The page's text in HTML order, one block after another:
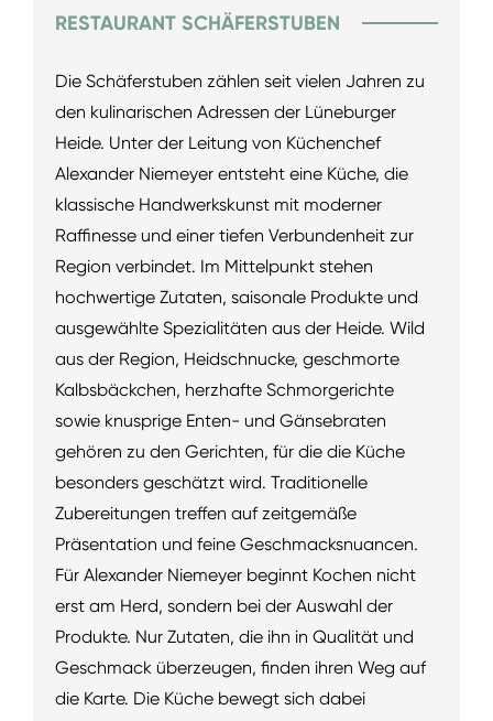
RESTAURANT SCHÄFERSTUBEN
Die Schäferstuben zählen seit vielen Jahren zu
den kulinarischen Adressen der Lüneburger
Heide. Unter der Leitung von Küchenchef
Alexander Niemeyer entsteht eine Küche, die
klassische Handwerkskunst mit moderner
Raffinesse und einer tiefen Verbundenheit zur
Region verbindet. Im Mittelpunkt stehen
hochwertige Zutaten, saisonale Produkte und
ausgewählte Spezialitäten aus der Heide. Wild
aus der Region, Heidschnucke, geschmorte
Kalbsbäckchen, herzhafte Schmorgerichte
sowie knusprige Enten- und Gänsebraten
gehören zu den Gerichten, für die die Küche
besonders geschätzt wird. Traditionelle
Zubereitungen treffen auf zeitgemäße
Präsentation und feine Geschmacksnuancen.
Für Alexander Niemeyer beginnt Kochen nicht
erst am Herd, sondern bei der Auswahl der
Produkte. Nur Zutaten, die ihn in Qualität und
Geschmack überzeugen, finden ihren Weg auf
die Karte. Die Küche bewegt sich dabei